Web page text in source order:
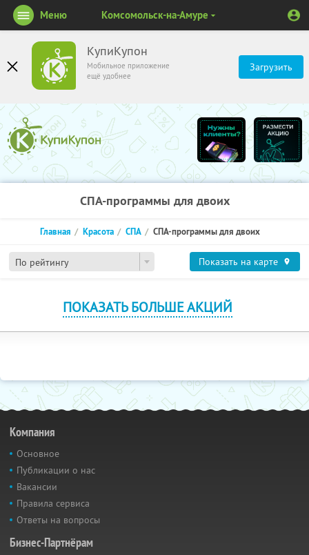
КупиКупон
Мобильное приложение
ещё удобнее
Загрузить
Меню Комсомольск-на-Амуре
СПА-программы для двоих
По рейтингу
Главная Красота СПА СПА-программы для двоих
Показать на карте
ПОКАЗАТЬ БОЛЬШЕ АКЦИЙ
Компания
Основное
Публикации о нас
Вакансии
Правила сервиса
Ответы на вопросы
Бизнес-Партнёрам